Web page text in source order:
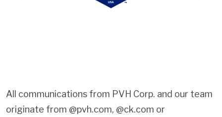
All communications from PVH Corp. and our team
originate from @pvh.com, @ck.com or